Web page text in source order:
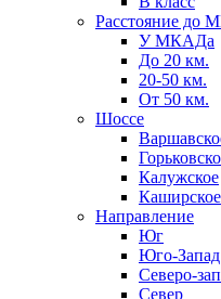
Расстояние до
У МКАДа
До 20 км.
20-50 км.
От 50 км.
Шоссе
Калужское
Каширское
Направление
Юг
Юго-Запад
Северо-
Север